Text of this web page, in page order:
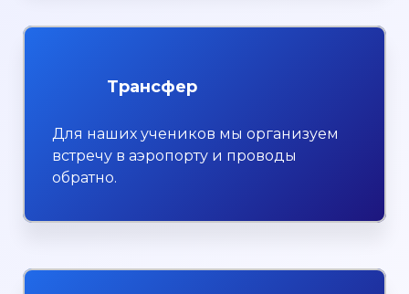
Трансфер
Для наших учеников мы организуем
встречу в аэропорту и проводы
обратно.